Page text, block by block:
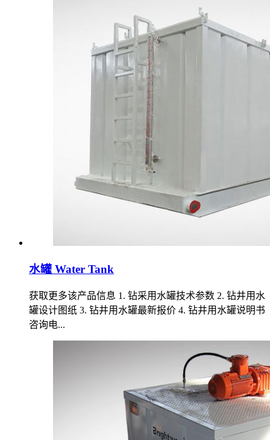
水罐 Water Tank
获取更多该产品信息 1. 钻采用水罐技术参数 2. 钻井用水
罐设计图纸 3. 钻井用水罐最新报价 4. 钻井用水罐说明书
咨询电...